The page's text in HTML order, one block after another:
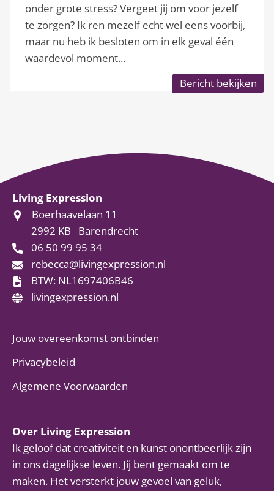
onder grote stress? Vergeet jij om voor jezelf
te zorgen? Ik ren mezelf echt wel eens voorbij,
maar nu heb ik besloten om in elk geval één
waardevol moment...
Bericht bekijken
Living Expression
Boerhaavelaan 11
2992 KB
Barendrecht
06 50 99 95 34
rebecca@livingexpression.nl
BTW: NL1697406B46
livingexpression.nl
Jouw overeenkomst ontbinden
Privacybeleid
Algemene Voorwaarden
Over Living Expression
Ik geloof dat creativiteit en kunst onontbeerlijk zijn
in ons dagelijkse leven. Jij bent gemaakt om te
maken. Het versterkt jouw gevoel van geluk,